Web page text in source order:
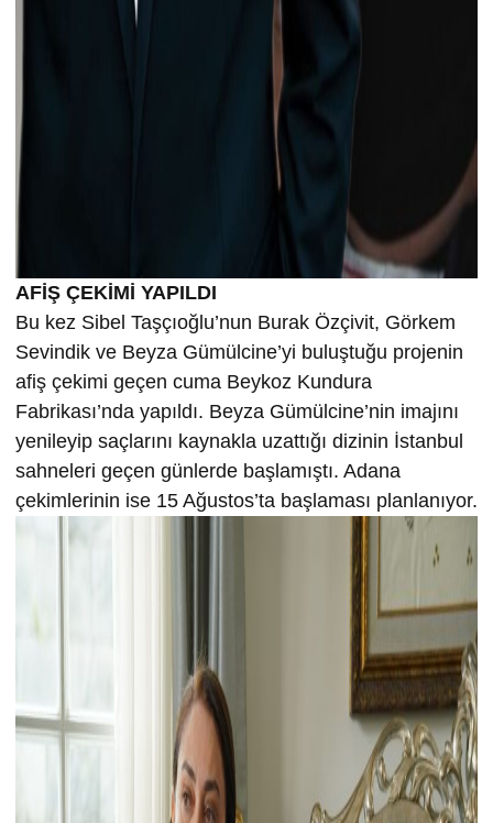
AFİŞ ÇEKİMİ YAPILDI
Bu kez Sibel Taşçıoğlu’nun Burak Özçivit, Görkem
Sevindik ve Beyza Gümülcine’yi buluştuğu projenin
afiş çekimi geçen cuma Beykoz Kundura
Fabrikası’nda yapıldı. Beyza Gümülcine’nin imajını
yenileyip saçlarını kaynakla uzattığı dizinin İstanbul
sahneleri geçen günlerde başlamıştı. Adana
çekimlerinin ise 15 Ağustos’ta başlaması planlanıyor.